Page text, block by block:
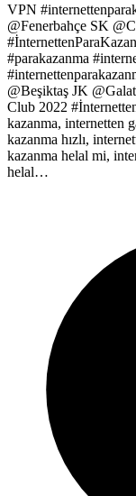
VPN
@Fenerbahçe SK
#parakazanma
@Beşiktaş JK
Club 2022
kazanma, internetten
kazanma hızlı,
kazanma helal mi,
helal…